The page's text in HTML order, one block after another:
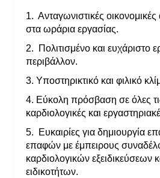
1. Ανταγωνιστικές
στα ωράρια εργασίας.
2. Πολιτισμένο και ευχάριστο
περιβάλλον.
3. Υποστηρικτικό και φιλικό
4. Εύκολη πρόσβαση σε όλες
καρδιολογικές και
5. Ευκαιρίες για δημιουργία
επαφών με έμπειρους
καρδιολογικών εξειδικεύσεων
ειδικοτήτων.